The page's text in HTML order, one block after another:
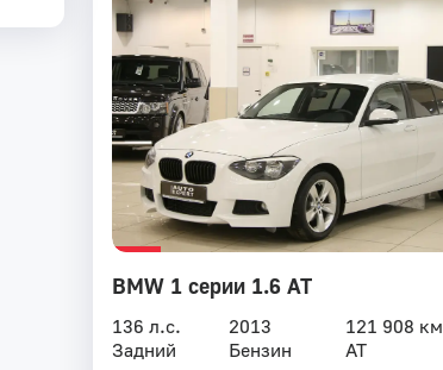
BMW 1 серии 1.6 AT
136 л.с. 2013
121 908 км
Задний
Бензин AT